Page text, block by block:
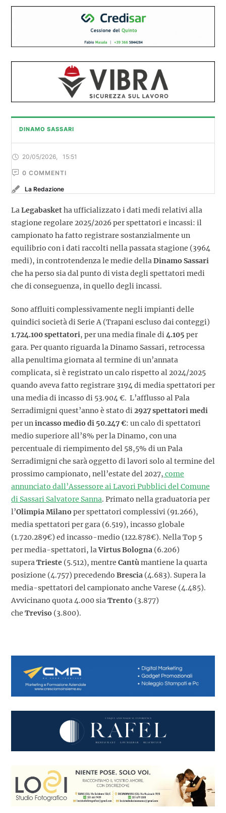
DINAMO SASSARI
20/05/2026 15:51
0 COMMENTI
La Redazione
LaLegabasketha ufficializzato i dati medi relativi alla
stagione regolare 2025/2026 per spettatori e incassi: il
campionato ha fatto registrare sostanzialmente un
equilibrio con i dati raccolti nella passata stagione (3964
medi), in controtendenza le medie dellaDinamo Sassari
che ha perso sia dal punto di vista degli spettatori medi
che di conseguenza, in quello degli incassi.
Sono affluiti complessivamente negli impianti delle
quindici società di Serie A (Trapani escluso dai conteggi)
1.724.100 spettatori, per una media finale di4.105 per
gara. Per quanto riguarda la Dinamo Sassari, retrocessa
alla penultima giornata al termine di un’annata
complicata, si è registrato un calo rispetto al 2024/2025
quando aveva fatto registrare 3194 di media spettatori per
una media di incasso di 53.904 €. L’afflusso al Pala
Serradimigni quest’anno è stato di2927 spettatori medi
per unincasso medio di 50.247 €: un calo di spettatori
medio superiore all’8% per la Dinamo, con una
percentuale di riempimento del 58,5% di un Pala
Serradimigni che sarà oggetto di lavori solo al termine del
prossimo campionato, nell’estate del 2027, come
annunciato dall’Assessore ai Lavori Pubblici del Comune
di Sassari Salvatore Sanna. Primato nella graduatoria per
l’Olimpia Milano per spettatori complessivi (91.266),
media spettatori per gara (6.519), incasso globale
(1.720.289€) ed incasso-medio (122.878€). Nella Top 5
per media-spettatori, laVirtus Bologna (6.206)
superaTrieste (5.512), mentre Cantùmantiene la quarta
posizione (4.757) precedendo Brescia (4.683). Supera la
media-spettatori del campionato anche Varese (4.485).
Avvicinano quota 4.000 siaTrento (3.877)
che Treviso (3.800).